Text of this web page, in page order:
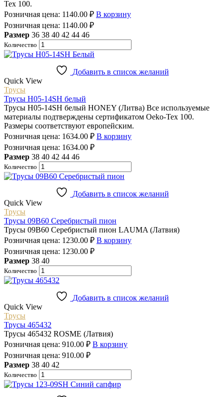
Tex 100.
Розничная цена: 1140.00 ₽ В корзину
Розничная цена: 1140.00 ₽
Размер 36 38 40 42 44 46
Количество
Добавить в список желаний
Quick View
Трусы
Трусы H05-14SH белый
Трусы H05-14SH белый HONEY (Литва) Все используемые
материалы подтверждены сертификатом Oeko-Tex 100.
Размеры соответствуют европейским.
Розничная цена: 1634.00 ₽ В корзину
Розничная цена: 1634.00 ₽
Размер 38 40 42 44 46
Количество
Добавить в список желаний
Quick View
Трусы
Трусы 09B60 Серебристый пион
Трусы 09B60 Серебристый пион LAUMA (Латвия)
Розничная цена: 1230.00 ₽ В корзину
Розничная цена: 1230.00 ₽
Размер 38 40
Количество
Добавить в список желаний
Quick View
Трусы
Трусы 465432
Трусы 465432 ROSME (Латвия)
Розничная цена: 910.00 ₽ В корзину
Розничная цена: 910.00 ₽
Размер 38 40 42
Количество